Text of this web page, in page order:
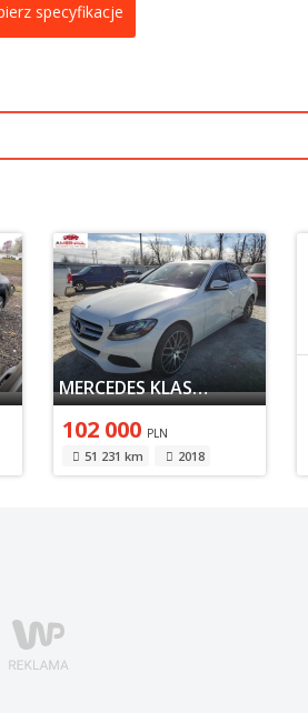
specyfikacje
MERCEDES KLASA C W205 2018
102 000 PLN
51 231 km 2018